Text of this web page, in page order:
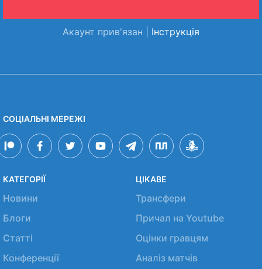
Акаунт прив'язан | Інструкція
СОЦІАЛЬНІ МЕРЕЖІ
КАТЕГОРІЇ
Новини
Блоги
Статті
Конференції
ЦІКАВЕ
Трансфери
Причал на Youtube
Оцінки гравцям
Аналіз матчів